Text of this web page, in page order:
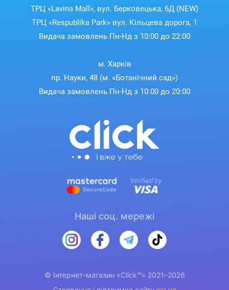
ТРЦ «Lavina Mall», вул. Берковецька, 6Д (NEW)
ТРЦ «Respublika Park» вул. Кільцева дорога, 1
Видача замовлень Пн-Нд з 10:00 до 22:00
м. Харків
пр. Науки, 48 (м. «Ботанічний сад»)
Видача замовлень Пн-Нд з 10:00 до 20:00
Наші соц. мережі
© Інтернет-магазин «Click™» 2021–2026